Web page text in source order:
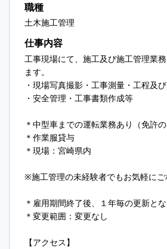
職種
土木施工管理
仕事内容
工事現場にて、施工及び施工管理業
ます。
・現場写真撮影・工事測量・工程及
・安全管理・工事書類作成等
＊中型車までの運転業務あり（免許の
＊作業服貸与
＊現場：宮崎県内
※施工管理の未経験者でもお気軽にご
＊雇用期間終了後、１年毎の更新とな
＊変更範囲：変更なし
【アクセス】